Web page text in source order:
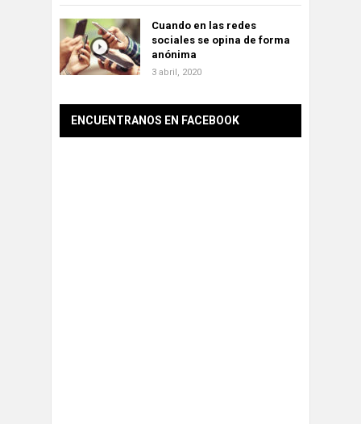
Cuando en las redes
sociales se opina de forma
anónima
3 abril, 2020
ENCUENTRANOS EN FACEBOOK